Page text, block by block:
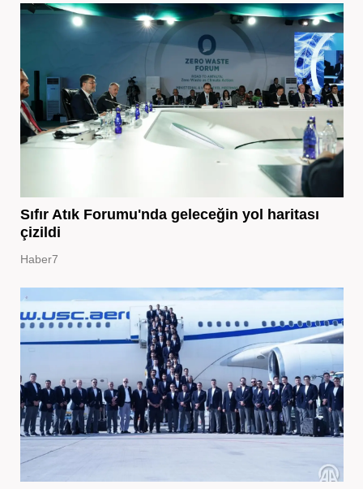
Sıfır Atık Forumu'nda geleceğin yol haritası
çizildi
Haber7